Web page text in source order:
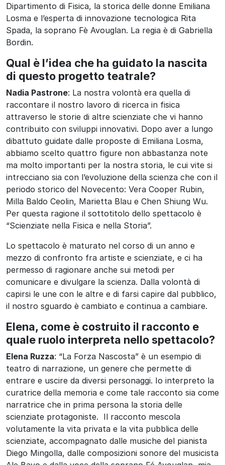
Dipartimento di Fisica, la storica delle donne Emiliana
Losma e l’esperta di innovazione tecnologica Rita
Spada, la soprano Fè Avouglan. La regia è di Gabriella
Bordin.
Qual è l’idea che ha guidato la nascita
di questo progetto teatrale?
Nadia Pastrone: La nostra volontà era quella di
raccontare il nostro lavoro di ricerca in fisica
attraverso le storie di altre scienziate che vi hanno
contribuito con sviluppi innovativi. Dopo aver a lungo
dibattuto guidate dalle proposte di Emiliana Losma,
abbiamo scelto quattro figure non abbastanza note
ma molto importanti per la nostra storia, le cui vite si
intrecciano sia con l’evoluzione della scienza che con il
periodo storico del Novecento: Vera Cooper Rubin,
Milla Baldo Ceolin, Marietta Blau e Chen Shiung Wu.
Per questa ragione il sottotitolo dello spettacolo è
“Scienziate nella Fisica e nella Storia”.
Lo spettacolo è maturato nel corso di un anno e
mezzo di confronto fra artiste e scienziate, e ci ha
permesso di ragionare anche sui metodi per
comunicare e divulgare la scienza. Dalla volontà di
capirsi le une con le altre e di farsi capire dal pubblico,
il nostro sguardo è cambiato e continua a cambiare.
Elena, come è costruito il racconto e
quale ruolo interpreta nello spettacolo?
Elena Ruzza: “La Forza Nascosta” è un esempio di
teatro di narrazione, un genere che permette di
entrare e uscire da diversi personaggi. Io interpreto la
curatrice della memoria e come tale racconto sia come
narratrice che in prima persona la storia delle
scienziate protagoniste. Il racconto mescola
volutamente la vita privata e la vita pubblica delle
scienziate, accompagnato dalle musiche del pianista
Diego Mingolla, dalle composizioni sonore del musicista